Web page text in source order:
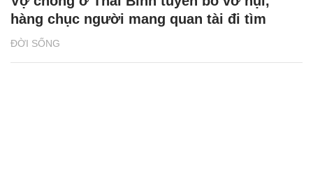
ĐỜI SỐNG
hàng chục người mang quan tài đi tìm